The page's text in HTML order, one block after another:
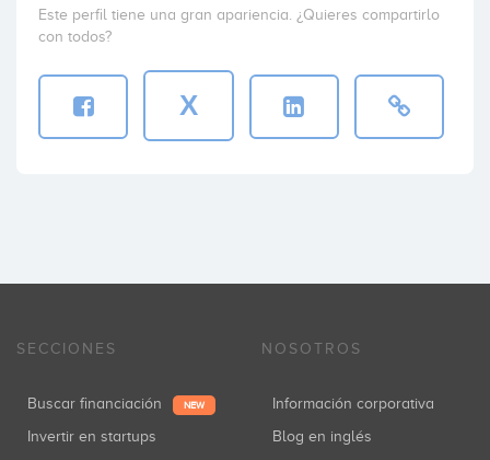
Andreas Mihalovits
Este perfil tiene una gran apariencia. ¿Quieres compartirlo
con todos?
X
SECCIONES
Buscar financiación NEW
Invertir en startups
NOSOTROS
Información corporativa
Blog en inglés